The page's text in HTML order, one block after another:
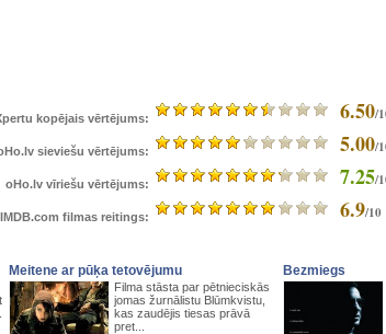
kopējais vērtējums: 6.50/
sieviešu vērtējums: 5.00/
oHo.lv vīriešu vērtējums: 7.25/
IMDB.com filmas reitings: 6.9/10
Meitene ar pūķa tetovējumu
Filma stāsta par pētnieciskās
jomas žurnālistu Blūmkvistu,
kas zaudējis tiesas prāvā
pret...
Bezmiegs